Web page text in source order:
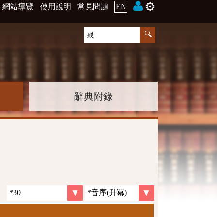
網站導覽 使用說明 常見問題 EN ⚙️
辭典附錄